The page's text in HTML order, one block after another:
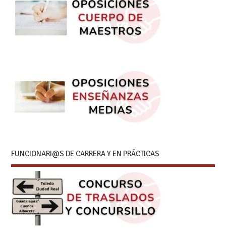
FUNCIONARI@S DE CARRERA Y EN PRÁCTICAS